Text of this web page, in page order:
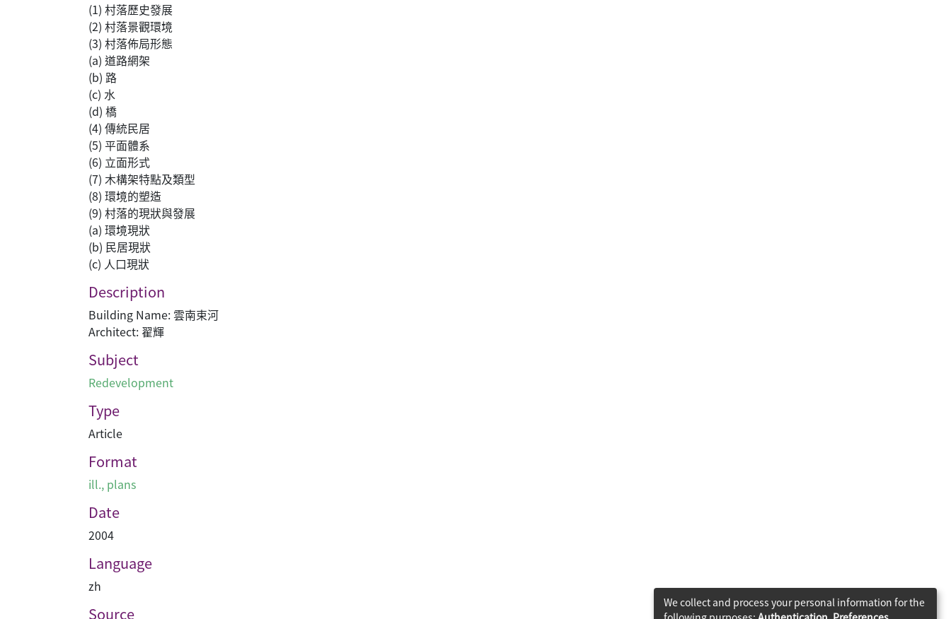
(1) 村落歷史發展
(2) 村落景觀環境
(3) 村落佈局形態
(a) 道路網架
(b) 路
(c) 水
(d) 橋
(4) 傳統民居
(5) 平面體系
(6) 立面形式
(7) 木構架特點及類型
(8) 環境的塑造
(9) 村落的現狀與發展
(a) 環境現狀
(b) 民居現狀
(c) 人口現狀
Description
Building Name: 雲南束河
Architect: 翟輝
Subject
Redevelopment
Type
Article
Format
ill., plans
Date
2004
Language
zh
Source
We collect and process your personal information for the